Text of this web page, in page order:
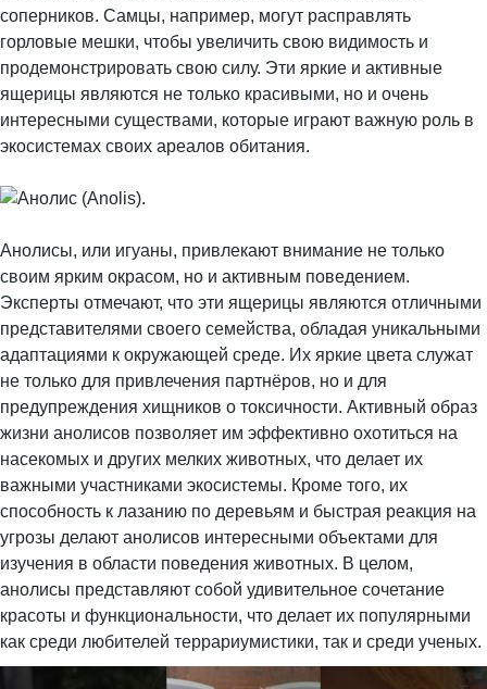
соперников. Самцы, например, могут расправлять
горловые мешки, чтобы увеличить свою видимость и
продемонстрировать свою силу. Эти яркие и активные
ящерицы являются не только красивыми, но и очень
интересными существами, которые играют важную роль в
экосистемах своих ареалов обитания.
Анолисы, или игуаны, привлекают внимание не только
своим ярким окрасом, но и активным поведением.
Эксперты отмечают, что эти ящерицы являются отличными
представителями своего семейства, обладая уникальными
адаптациями к окружающей среде. Их яркие цвета служат
не только для привлечения партнёров, но и для
предупреждения хищников о токсичности. Активный образ
жизни анолисов позволяет им эффективно охотиться на
насекомых и других мелких животных, что делает их
важными участниками экосистемы. Кроме того, их
способность к лазанию по деревьям и быстрая реакция на
угрозы делают анолисов интересными объектами для
изучения в области поведения животных. В целом,
анолисы представляют собой удивительное сочетание
красоты и функциональности, что делает их популярными
как среди любителей террариумистики, так и среди ученых.